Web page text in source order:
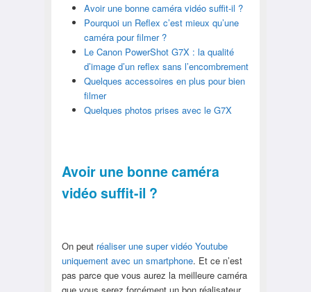
Avoir une bonne caméra vidéo suffit-il ?
Pourquoi un Reflex c’est mieux qu’une
caméra pour filmer ?
Le Canon PowerShot G7X : la qualité
d’image d’un reflex sans l’encombrement
Quelques accessoires en plus pour bien
filmer
Quelques photos prises avec le G7X
Avoir une bonne caméra
vidéo suffit-il ?
On peut réaliser une super vidéo Youtube
uniquement avec un smartphone. Et ce n’est
pas parce que vous aurez la meilleure caméra